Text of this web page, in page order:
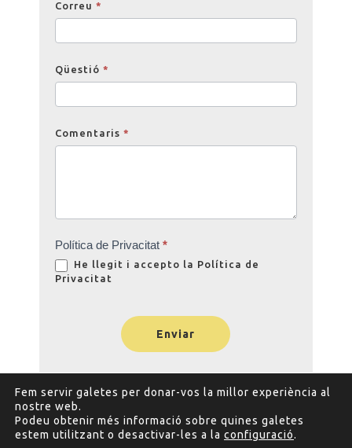
Correu *
Qüestió *
Comentaris *
Política de Privacitat *
He llegit i accepto la Política de
Privacitat
Enviar
Fem servir galetes per donar-vos la millor experiència al
nostre web.
Podeu obtenir més informació sobre quines galetes
estem utilitzant o desactivar-les a la configuració.